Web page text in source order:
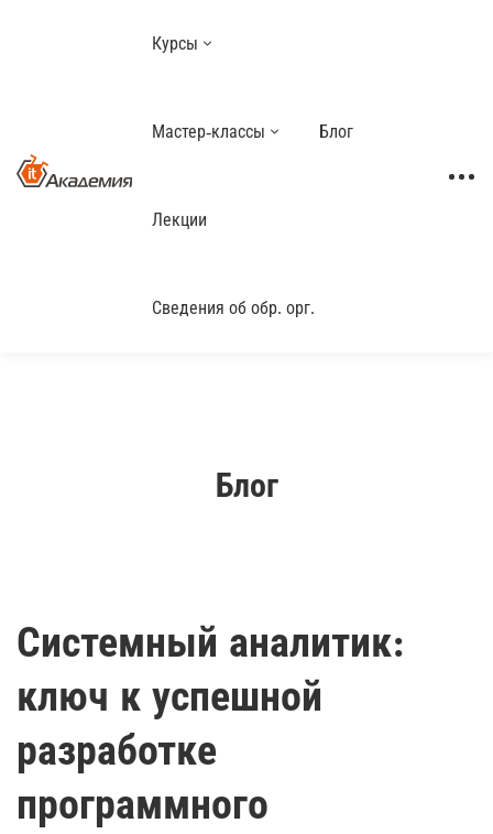
Курсы
Мастер-классы Блог
Лекции
Сведения об обр. орг.
Блог
Системный аналитик:
ключ к успешной
разработке
программного